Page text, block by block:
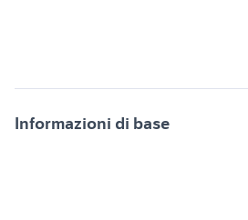
Informazioni di base